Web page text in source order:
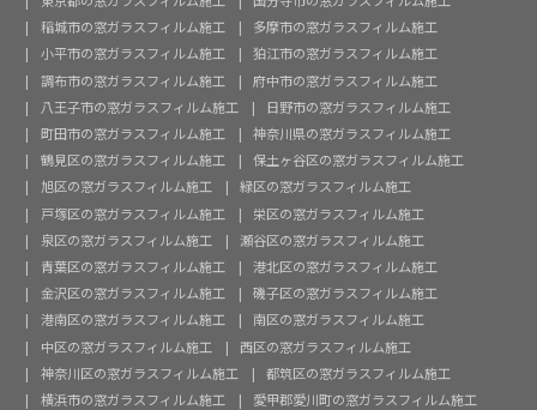
稲城市の窓ガラスフィルム施工
多摩市の窓ガラスフィルム施工
小平市の窓ガラスフィルム施工
狛江市の窓ガラスフィルム施工
調布市の窓ガラスフィルム施工
府中市の窓ガラスフィルム施工
八王子市の窓ガラスフィルム施工
日野市の窓ガラスフィルム施工
町田市の窓ガラスフィルム施工
神奈川県の窓ガラスフィルム施工
鶴見区の窓ガラスフィルム施工
保土ヶ谷区の窓ガラスフィルム施工
旭区の窓ガラスフィルム施工
緑区の窓ガラスフィルム施工
戸塚区の窓ガラスフィルム施工
栄区の窓ガラスフィルム施工
泉区の窓ガラスフィルム施工
瀬谷区の窓ガラスフィルム施工
青葉区の窓ガラスフィルム施工
港北区の窓ガラスフィルム施工
金沢区の窓ガラスフィルム施工
磯子区の窓ガラスフィルム施工
港南区の窓ガラスフィルム施工
南区の窓ガラスフィルム施工
中区の窓ガラスフィルム施工
西区の窓ガラスフィルム施工
神奈川区の窓ガラスフィルム施工
都筑区の窓ガラスフィルム施工
横浜市の窓ガラスフィルム施工
愛甲郡愛川町の窓ガラスフィルム施工